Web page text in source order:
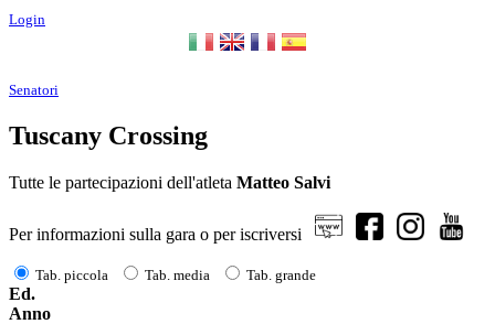
Login
Senatori
Tuscany Crossing
Tutte le partecipazioni dell'atleta Matteo Salvi
Per informazioni sulla gara o per iscriversi
Tab. piccola Tab. media Tab. grande
Ed.
Anno